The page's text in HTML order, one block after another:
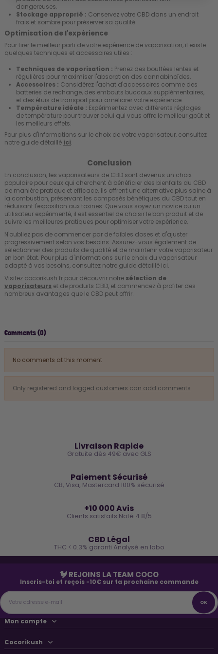
dangereuses.
Stockage approprié : Conservez votre CBD dans un endroit
frais et sombre pour préserver sa qualité.
Optimisation de l'expérience
Pour tirer le meilleur parti de votre expérience de vaporisation, il existe
quelques techniques et accessoires utiles :
Techniques de vaporisation : Prenez des bouffées lentes et
régulières pour maximiser l'absorption des cannabinoïdes.
Accessoires : Considérez l'achat d'accessoires comme des
batteries de rechange, des embouts buccaux supplémentaires,
et des étuis de transport pour améliorer votre expérience.
Température idéale : Expérimentez avec différents réglages
de température pour trouver celui qui vous offre le meilleur goût et
les meilleurs effets.
Pour plus d'informations sur le choix de votre vaporisateur, consultez
notre guide détaillé ici.
Conclusion
En conclusion, les vaporisateurs de CBD sont devenus un choix
populaire pour ceux qui cherchent à bénéficier des bienfaits du CBD
de manière pratique et efficace. Ils offrent une alternative plus saine à
la combustion, préservant les composés bénéfiques du CBD tout en
réduisant l'exposition aux toxines. Que vous soyez un novice ou un
utilisateur expérimenté, il est essentiel de choisir le bon produit et de
suivre les meilleures pratiques pour optimiser votre expérience.
N'oubliez pas de commencer par de faibles doses et d'ajuster
progressivement selon vos besoins. Assurez-vous également de
sélectionner des produits de qualité et de maintenir votre vaporisateur
en bon état. Pour plus d'informations sur le choix du vaporisateur
adapté à vos besoins, consultez notre guide détaillé ici.
Visitez cocorikush.fr pour découvrir notre sélection de
vaporisateurs et de produits CBD, et commencez à profiter des
nombreux avantages que le CBD peut offrir.
Comments (0)
No comments at this moment
Only registered and logged customers can add comments
Livraison Rapide
Gratuite dès 49€ avec GLS
Paiement Sécurisé
CB, Visa, Mastercard 100% sécurisé
+10 000 Avis
Clients satisfaits Noté 4.8/5
CBD Légal
THC < 0.3% garanti Analysé en labo
🐓 REJOINS LA TEAM COCO
Inscris-toi et reçois -10€ sur ta prochaine commande
Mon compte
Cocorikush